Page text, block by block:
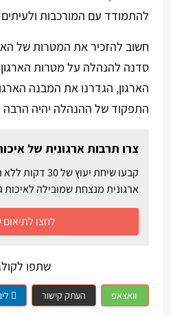
להתמודד עם המורכבות ולעיתים
חשוב להזכיר את המטרות של
סדנה להנהלה על מטרות
הארגון, הגדרנו את המבנה
התפקוד של ההנהלה יהיה הרבה
צרו תרבות ארגונית של
קבעו שיחת יעוץ
ארגונית מנצחת שמובילה לאיכות
לחצו
שתפו
וואצאפ העתק קישור